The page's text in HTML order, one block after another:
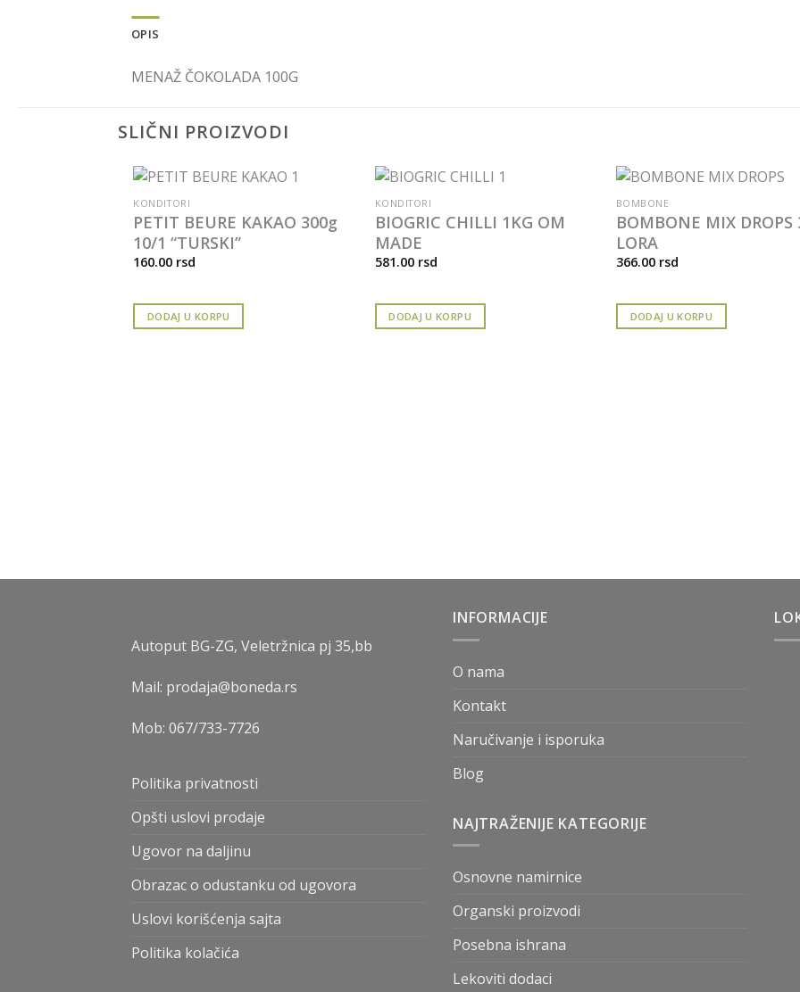
OPIS
MENAŽ ČOKOLADA 100G
SLIČNI PROIZVODI
KONDITORI
PETIT BEURE KAKAO 300g
10/1 “TURSKI”
160.00 rsd
DODAJ U KORPU
KONDITORI
BIOGRIC CHILLI 1KG OM
MADE
581.00 rsd
DODAJ U KORPU
BOMBONE
BOMBONE MIX DROPS
LORA
366.00 rsd
DODAJ U KORPU
Autoput BG-ZG, Veletržnica pj 35,bb
Mail: prodaja@boneda.rs
Mob: 067/733-7726
Politika privatnosti
Opšti uslovi prodaje
Ugovor na daljinu
Obrazac o odustanku od ugovora
Uslovi korišćenja sajta
Politika kolačića
INFORMACIJE
O nama
Kontakt
Naručivanje i isporuka
Blog
NAJTRAŽENIJE KATEGORIJE
Osnovne namirnice
Organski proizvodi
Posebna ishrana
Lekoviti dodaci